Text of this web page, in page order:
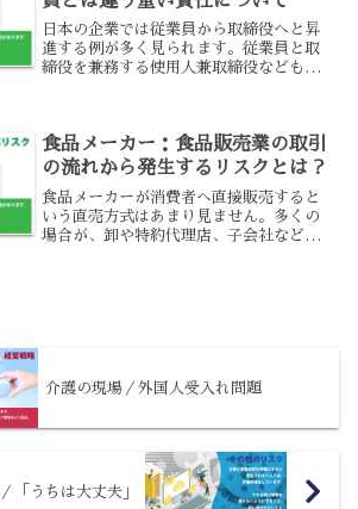
日本の企業では従業員から取締役へと昇
進する例が多く見られます。従業員と取
締役を兼務する使用人兼取締役なども多
さが異なっており、取締役...
食品メーカー：食品販売業の取引
の流れから発生するリスクとは？
食品メーカーが消費者へ直接販売すると
いう直売方式はあまり見ません。多くの
場合が、卸や特約代理店、子会社などを
介護の現場／外国人受入れ問題
「うちは大丈夫」